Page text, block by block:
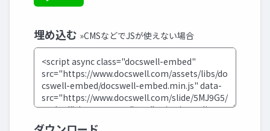
埋め込む »CMSなどでJSが使えない場合